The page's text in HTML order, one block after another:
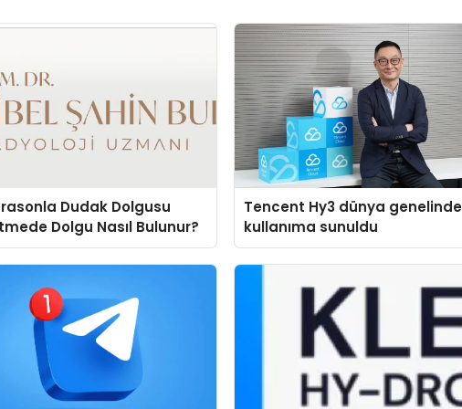
Dudak Dolgusu
Dolgu Nasıl Bulunur?
Tencent Hy3 dünya genelinde
kullanıma sunuldu